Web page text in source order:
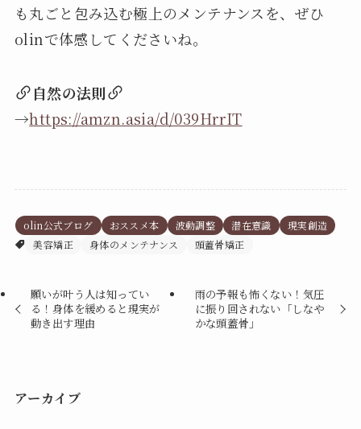
も丸ごと包み込む極上のメンテナンスを、ぜひ
olinで体感してくださいね。
自然の法則
→https://amzn.asia/d/039HrrIT
olin公式ブログ おススメ本 波動調整 潜在意識
現実創造
美容矯正
身体のメンテナンス 頭蓋骨矯正
願いが叶う人は知ってい
る！身体を緩めると現実が
動き出す理由
雨の予報も怖くない！気圧
に振り回されない「しなや
かな頭蓋骨」
アーカイブ